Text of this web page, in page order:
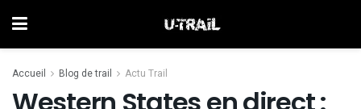
Accueil Blog de trail Actu Trail